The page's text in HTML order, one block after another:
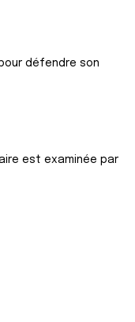
défendre son
est examinée par